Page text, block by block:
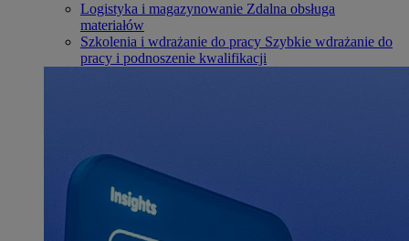
Logistyka i magazynowanie Zdalna obsługa
materiałów
Szkolenia i wdrażanie do pracy Szybkie wdrażanie do
pracy i podnoszenie kwalifikacji